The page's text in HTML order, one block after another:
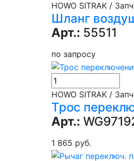
HOWO SITRAK /
Шланг
Арт.: 55511
по запросу
HOWO SITRAK /
Трос
Арт.:
1 865 руб.